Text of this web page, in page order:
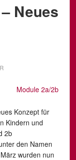
Neues
Konzept für
Kindern und
2b
den Namen
wurden nun